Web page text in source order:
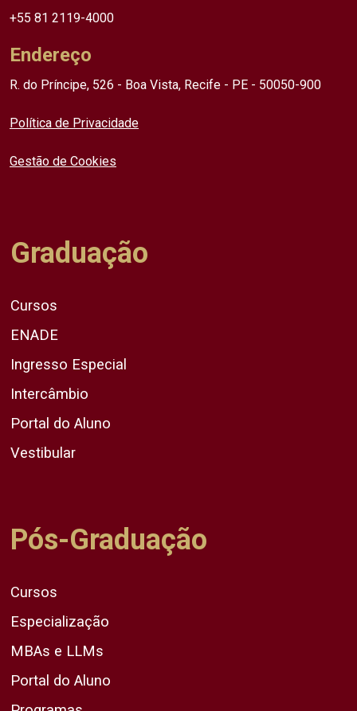
+55 81 2119-4000
Endereço
R. do Príncipe, 526 - Boa Vista, Recife - PE - 50050-900
Política de Privacidade
Gestão de Cookies
Graduação
Cursos
ENADE
Ingresso Especial
Intercâmbio
Portal do Aluno
Vestibular
Pós-Graduação
Cursos
Especialização
MBAs e LLMs
Portal do Aluno